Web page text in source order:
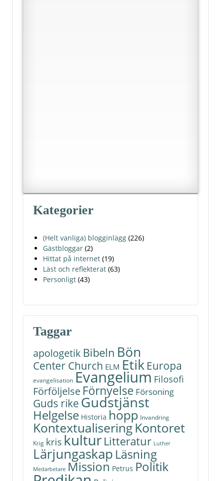
Kategorier
(Helt vanliga) blogginlägg (226)
Gästbloggar (2)
Hittat på internet (19)
Läst och reflekterat (63)
Personligt (43)
Taggar
apologetik Bibeln Bön
Center Church ELM Etik Europa
evangelisation Evangelium Filosofi
Förföljelse Förnyelse Försoning
Guds rike Gudstjänst
Helgelse Historia hopp Invandring
KontextualiseringKontoret
Krig kris kultur Litteratur Luther
Lärjungaskap Läsning
Medarbetare Mission Petrus Politik